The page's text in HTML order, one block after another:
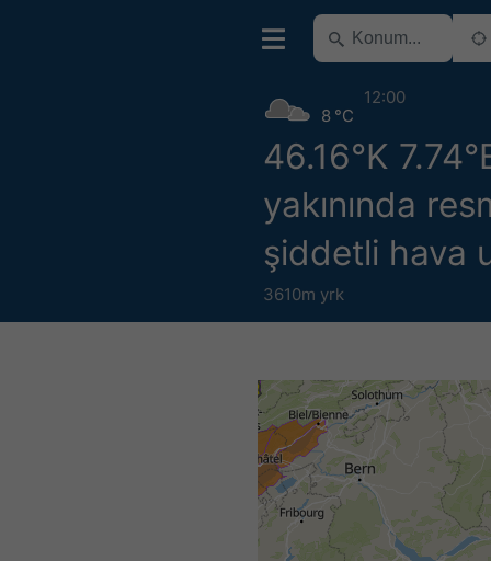
46.16°K
yakınında
şiddetli hava
3610m yrk
8 °C
12:00